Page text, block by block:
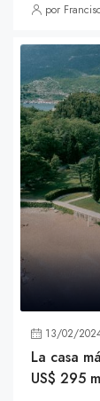
por
13/02/
La casa
US$ 295